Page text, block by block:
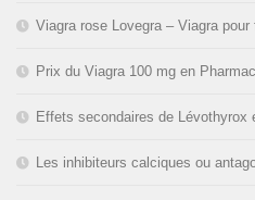
Viagra rose Lovegra – Viagra pour
Prix du Viagra 100 mg en
Effets secondaires de Lévothyrox
Les inhibiteurs calciques ou